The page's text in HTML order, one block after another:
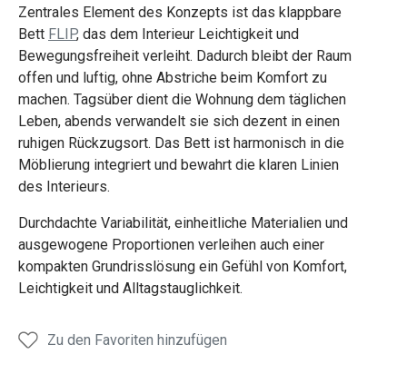
Zentrales Element des Konzepts ist das klappbare
Bett FLIP, das dem Interieur Leichtigkeit und
Bewegungsfreiheit verleiht. Dadurch bleibt der Raum
offen und luftig, ohne Abstriche beim Komfort zu
machen. Tagsüber dient die Wohnung dem täglichen
Leben, abends verwandelt sie sich dezent in einen
ruhigen Rückzugsort. Das Bett ist harmonisch in die
Möblierung integriert und bewahrt die klaren Linien
des Interieurs.
Durchdachte Variabilität, einheitliche Materialien und
ausgewogene Proportionen verleihen auch einer
kompakten Grundrisslösung ein Gefühl von Komfort,
Leichtigkeit und Alltagstauglichkeit.
Zu den Favoriten hinzufügen